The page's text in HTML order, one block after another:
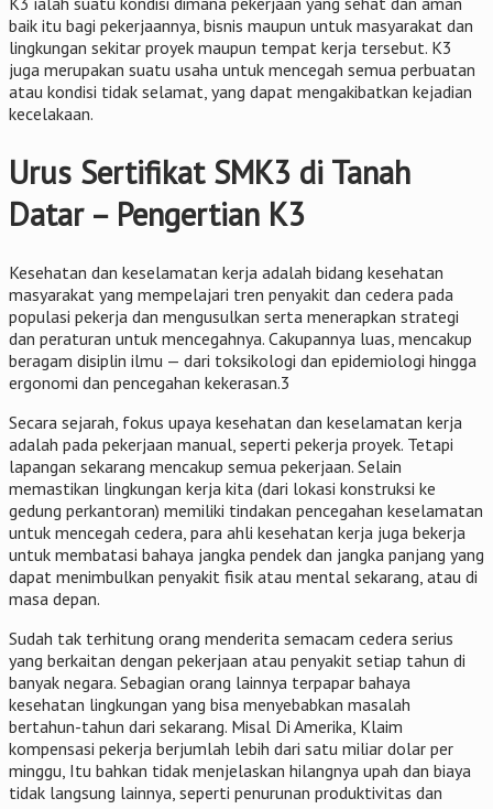
baik itu bagi pekerjaannya, bisnis maupun untuk masyarakat dan
lingkungan sekitar proyek maupun tempat kerja tersebut. K3
juga merupakan suatu usaha untuk mencegah semua perbuatan
atau kondisi tidak selamat, yang dapat mengakibatkan kejadian
kecelakaan.
Urus Sertifikat SMK3 di Tanah
Datar – Pengertian K3
Kesehatan dan keselamatan kerja adalah bidang kesehatan
masyarakat yang mempelajari tren penyakit dan cedera pada
populasi pekerja dan mengusulkan serta menerapkan strategi
dan peraturan untuk mencegahnya. Cakupannya luas, mencakup
beragam disiplin ilmu — dari toksikologi dan epidemiologi hingga
ergonomi dan pencegahan kekerasan.3
Secara sejarah, fokus upaya kesehatan dan keselamatan kerja
adalah pada pekerjaan manual, seperti pekerja proyek. Tetapi
lapangan sekarang mencakup semua pekerjaan. Selain
memastikan lingkungan kerja kita (dari lokasi konstruksi ke
gedung perkantoran) memiliki tindakan pencegahan keselamatan
untuk mencegah cedera, para ahli kesehatan kerja juga bekerja
untuk membatasi bahaya jangka pendek dan jangka panjang yang
dapat menimbulkan penyakit fisik atau mental sekarang, atau di
masa depan.
Sudah tak terhitung orang menderita semacam cedera serius
yang berkaitan dengan pekerjaan atau penyakit setiap tahun di
banyak negara. Sebagian orang lainnya terpapar bahaya
kesehatan lingkungan yang bisa menyebabkan masalah
bertahun-tahun dari sekarang. Misal Di Amerika, Klaim
kompensasi pekerja berjumlah lebih dari satu miliar dolar per
minggu, Itu bahkan tidak menjelaskan hilangnya upah dan biaya
tidak langsung lainnya, seperti penurunan produktivitas dan